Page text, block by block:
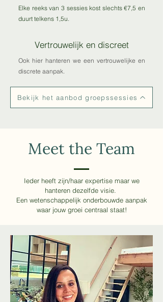
Elke reeks van 3 sessies kost slechts €7,5 en
duurt telkens 1,5u.
Vertrouwelijk en discreet
Ook hier hanteren we een vertrouwelijke en
discrete aanpak.
Bekijk het aanbod groepssessies
Meet the Team
Ieder heeft zijn/haar expertise maar we
hanteren dezelfde visie.
Een wetenschappelijk onderbouwde aanpak
waar jouw groei centraal staat!